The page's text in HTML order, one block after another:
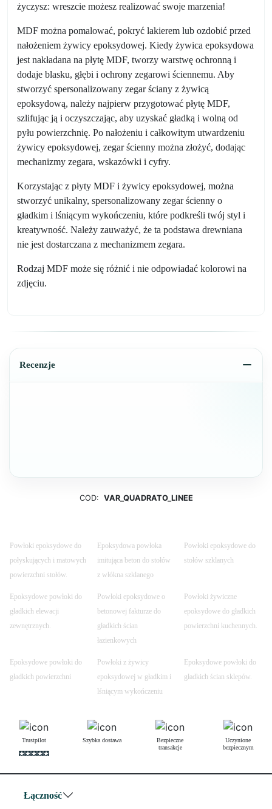
życzysz: wreszcie możesz realizować swoje marzenia!
MDF można pomalować, pokryć lakierem lub ozdobić przed
nałożeniem żywicy epoksydowej. Kiedy żywica epoksydowa
jest nakładana na płytę MDF, tworzy warstwę ochronną i
dodaje blasku, głębi i ochrony zegarowi ściennemu. Aby
stworzyć spersonalizowany zegar ściany z żywicą
epoksydową, należy najpierw przygotować płytę MDF,
szlifując ją i oczyszczając, aby uzyskać gładką i wolną od
pyłu powierzchnię. Po nałożeniu i całkowitym utwardzeniu
żywicy epoksydowej, zegar ścienny można złożyć, dodając
mechanizmy zegara, wskazówki i cyfry.
Korzystając z płyty MDF i żywicy epoksydowej, można
stworzyć unikalny, spersonalizowany zegar ścienny o
gładkim i lśniącym wykończeniu, które podkreśli twój styl i
kreatywność. Należy zauważyć, że ta podstawa drewniana
nie jest dostarczana z mechanizmem zegara.
Rodzaj MDF może się różnić i nie odpowiadać kolorowi na
zdjęciu.
Recenzje
COD: VAR_QUADRATO_LINEE
Powłoki epoksydowe do
połyskujących i matowych
powierzchni stołów.
Epoksydowa powłoka
imitująca beton do stołów
z włókna szklanego
Powłoki epoksydowe do
stołów szklanych
Epoksydowe powłoki do
gładkich elewacji
zewnętrznych.
Powłoki epoksydowe o
betonowej fakturze do
gładkich ścian
łazienkowych
Powłoki żywiczne
epoksydowe do gładkich
powierzchni kuchennych.
Epoksydowe powłoki do
gładkich powierzchni
Powłoki z żywicy
epoksydowej w gładkim i
lśniącym wykończeniu
Epoksydowe powłoki do
gładkich ścian sklepów.
Trustpilot Szybka dostawa
Bezpieczne
transakcje
Uczynione
bezpiecznym
Łączność